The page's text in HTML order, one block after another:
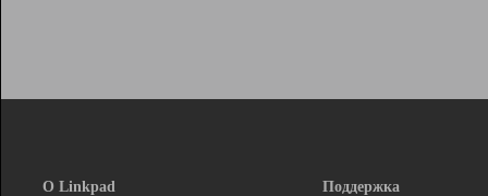
О Linkpad
Поддержка